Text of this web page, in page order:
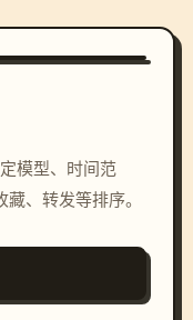
模型、时间范
、转发等排序。